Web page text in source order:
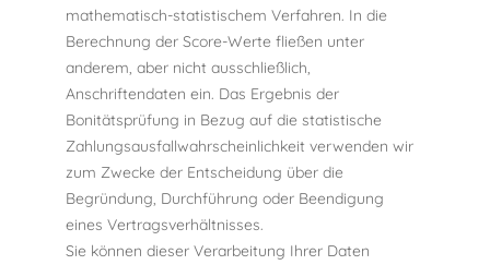
mathematisch-statistischem Verfahren. In die
Berechnung der Score-Werte fließen unter
anderem, aber nicht ausschließlich,
Anschriftendaten ein. Das Ergebnis der
Bonitätsprüfung in Bezug auf die statistische
Zahlungsausfallwahrscheinlichkeit verwenden wir
zum Zwecke der Entscheidung über die
Begründung, Durchführung oder Beendigung
eines Vertragsverhältnisses.
Sie können dieser Verarbeitung Ihrer Daten